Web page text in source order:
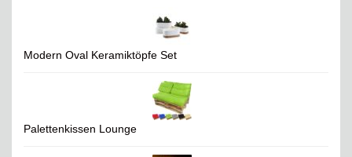
Modern Oval Keramiktöpfe Set
Palettenkissen Lounge